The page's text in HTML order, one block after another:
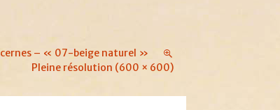
Se connecter
– « 07-beige naturel »
Pleine résolution (600 × 600)